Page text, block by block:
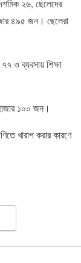
২৬, ছেলেদের
৪৯৫ জন। ছেলেরা
ও ব্যবসায় শিক্ষা
১০০ জন।
খারাপ করার কারণে